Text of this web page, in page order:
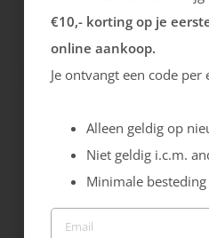
Cristallino
99.99
€10,- korting op je
online aankoop.
Je ontvangt een code per
Alleen geldig op
Niet geldig i.c.m.
Minimale